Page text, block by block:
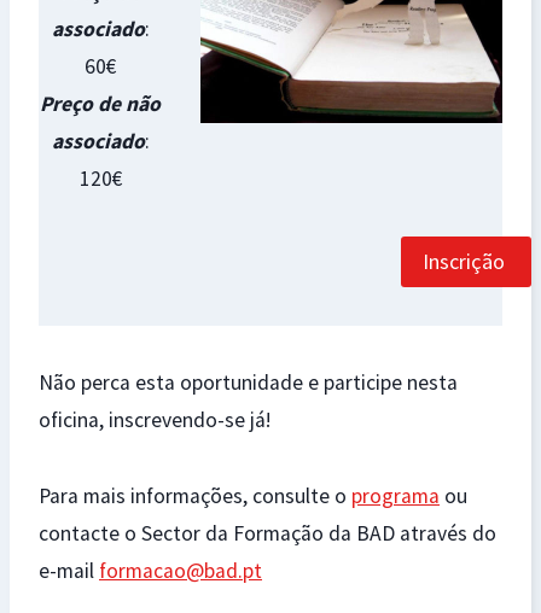
associado:
60€
Preço de não
associado:
120€
Inscrição
Não perca esta oportunidade e participe nesta
oficina, inscrevendo-se já!
Para mais informações, consulte o programa ou
contacte o Sector da Formação da BAD através do
e-mail formacao@bad.pt